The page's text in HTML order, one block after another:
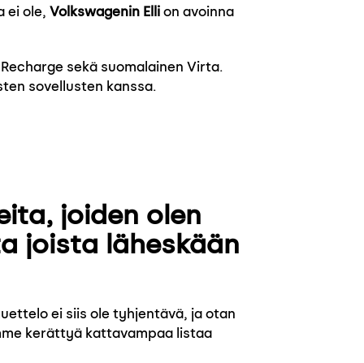
ei ole, Volkswagenin Elli on avoinna
sekä suomalainen Virta.
sovellusten kanssa.
joiden olen
joista läheskään
ei siis ole tyhjentävä, ja otan
kerättyä kattavampaa listaa